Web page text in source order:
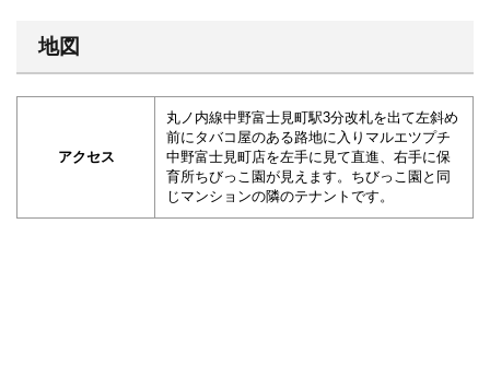
地図
アクセス
丸ノ内線中野富士見町駅3分改札を出て左斜め
前にタバコ屋のある路地に入りマルエツプチ
中野富士見町店を左手に見て直進、右手に保
育所ちびっこ園が見えます。ちびっこ園と同
じマンションの隣のテナントです。